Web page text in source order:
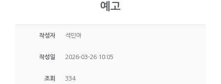
예고
작성자 석민아
작성일 2026-03-26 10:05
조회 334